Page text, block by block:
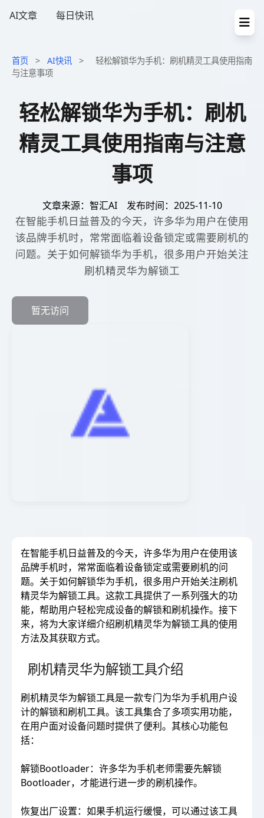
AI文章 每日快讯
首页 > AI快讯 >
轻松解锁华为手机：刷机精灵工具使用指南
与注意事项
轻松解锁华为手机：刷机
精灵工具使用指南与注意
事项
文章来源：智汇AI 发布时间：2025-11-10
在智能手机日益普及的今天，许多华为用户在使用
该品牌手机时，常常面临着设备锁定或需要刷机的
问题。关于如何解锁华为手机，很多用户开始关注
刷机精灵华为解锁工
暂无访问
在智能手机日益普及的今天，许多华为用户在使用该
品牌手机时，常常面临着设备锁定或需要刷机的问
题。关于如何解锁华为手机，很多用户开始关注刷机
精灵华为解锁工具。这款工具提供了一系列强大的功
能，帮助用户轻松完成设备的解锁和刷机操作。接下
来，将为大家详细介绍刷机精灵华为解锁工具的使用
方法及其获取方式。
刷机精灵华为解锁工具介绍
刷机精灵华为解锁工具是一款专门为华为手机用户设
计的解锁和刷机工具。该工具集合了多项实用功能，
在用户面对设备问题时提供了便利。其核心功能包
括：
解锁Bootloader：许多华为手机老师需要先解锁
Bootloader，才能进行进一步的刷机操作。
恢复出厂设置：如果手机运行缓慢，可以通过该工具